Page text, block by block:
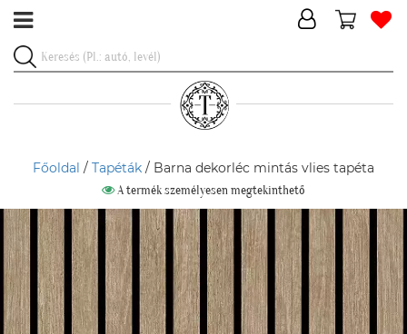
Főoldal / Tapéták / Barna dekorléc mintás vlies tapéta
A termék személyesen megtekinthető